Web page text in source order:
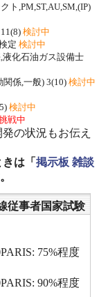
ト,PM,ST,AU,SM,(IP)
検討中
定 検討中
化石油ガス設備士
係,一般) 3(10) 検討中
検討中
戦中
の状況もお伝え
は「 掲示板 雑談
従事者国家試験
75%程度
90%程度